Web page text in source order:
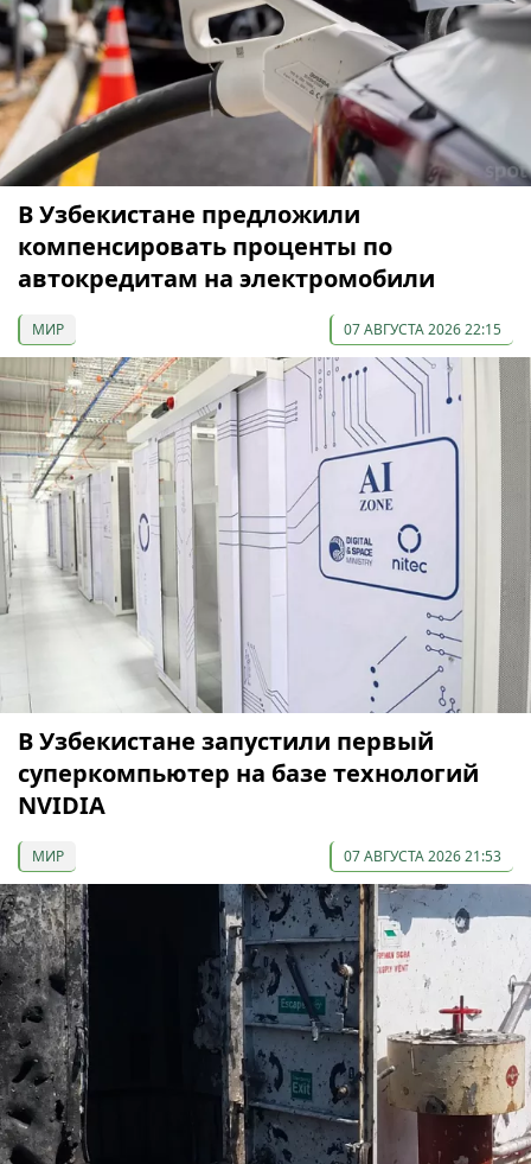
В Узбекистане предложили
компенсировать проценты по
автокредитам на электромобили
МИР 07 АВГУСТА 2026 22:15
В Узбекистане запустили первый
суперкомпьютер на базе технологий
NVIDIA
МИР 07 АВГУСТА 2026 21:53